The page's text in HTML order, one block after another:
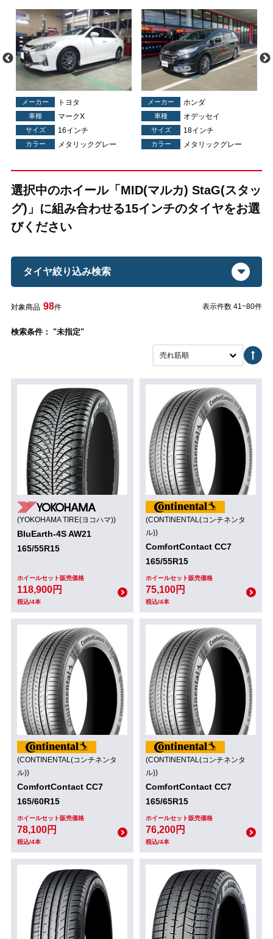
メーカー トヨタ
車種 マークX
サイズ 16インチ
カラー メタリックグレー
メーカー ホンダ
車種 オデッセイ
サイズ 18インチ
カラー メタリックグレー
選択中のホイール「MID(マルカ) StaG(スタッ
グ)」に組み合わせる15インチのタイヤをお選
びください
タイヤ絞り込み検索
対象商品 98件 表示件数 41~80件
検索条件： "未指定"
売れ筋順
(YOKOHAMA TIRE(ヨコハマ))
BluEarth-4S AW21
165/55R15
ホイールセット販売価格
118,900円
税込/4本
(CONTINENTAL(コンチネンタ
ル))
ComfortContact CC7
165/55R15
ホイールセット販売価格
75,100円
税込/4本
(CONTINENTAL(コンチネンタ
ル))
ComfortContact CC7
165/60R15
ホイールセット販売価格
78,100円
税込/4本
(CONTINENTAL(コンチネンタ
ル))
ComfortContact CC7
165/65R15
ホイールセット販売価格
76,200円
税込/4本